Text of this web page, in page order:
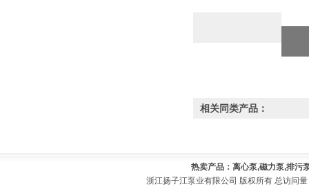
相关同类产品：
热卖产品：离心泵,磁力泵,排污
浙江扬子江泵业有限公司 版权所有 总访问